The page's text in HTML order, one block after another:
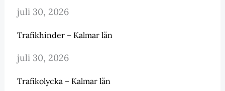
juli 30, 2026
Trafikhinder – Kalmar län
juli 30, 2026
Trafikolycka – Kalmar län